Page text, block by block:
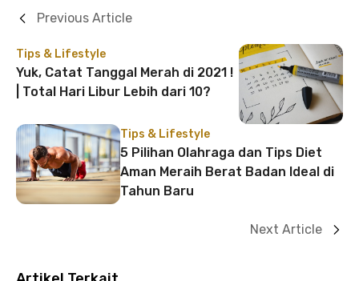
Tips & Lifestyle
Yuk, Catat Tanggal Merah di 2021 !
| Total Hari Libur Lebih dari 10?
Previous Article
Tips & Lifestyle
5 Pilihan Olahraga dan Tips Diet
Aman Meraih Berat Badan Ideal di
Tahun Baru
Next Article